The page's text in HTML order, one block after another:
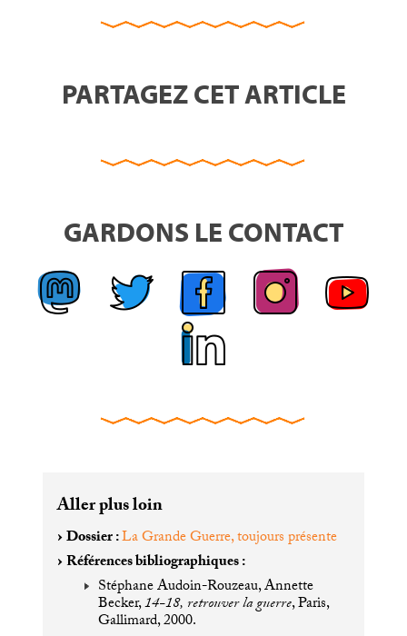
PARTAGEZ CET ARTICLE
GARDONS LE CONTACT
Aller plus loin
Dossier :La Grande Guerre, toujours présente
Références bibliographiques :
Stéphane Audoin-Rouzeau, Annette
Becker,14-18, retrouver la guerre, Paris,
Gallimard, 2000.